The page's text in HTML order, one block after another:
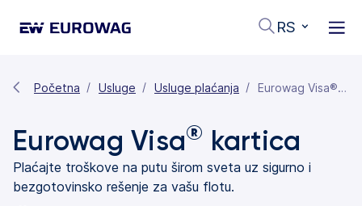
RS
Početna Usluge Usluge plaćanja Eurowag Visa® kartica
Eurowag Visa® kartica
Plaćajte troškove na putu širom sveta uz sigurno i
bezgotovinsko rešenje za vašu flotu.